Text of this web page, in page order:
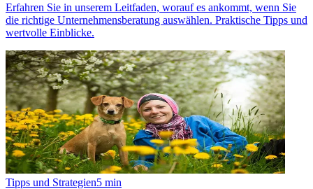
Erfahren Sie in unserem Leitfaden, worauf es ankommt, wenn Sie
die richtige Unternehmensberatung auswählen. Praktische Tipps und
wertvolle Einblicke.
Tipps und Strategien5 min